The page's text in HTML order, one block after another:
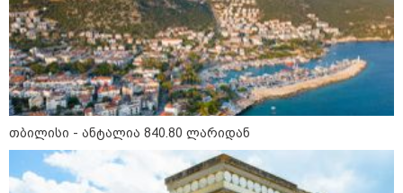
პოლიტიკა
თბილისი - ანტალია 840.80 ლარიდან